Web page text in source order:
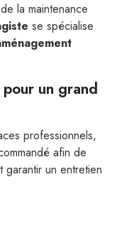
la maintenance
se spécialise
un grand
professionnels,
afin de
garantir un entretien